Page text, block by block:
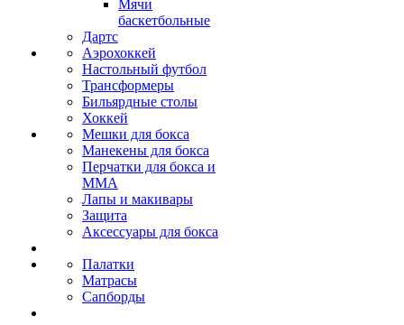
Мячи
баскетбольные
Дартс
Аэрохоккей
Настольный футбол
Трансформеры
Бильярдные столы
Хоккей
Мешки для бокса
Манекены для бокса
Перчатки для бокса и
MMA
Лапы и макивары
Защита
Аксессуары для бокса
Палатки
Матрасы
Сапборды